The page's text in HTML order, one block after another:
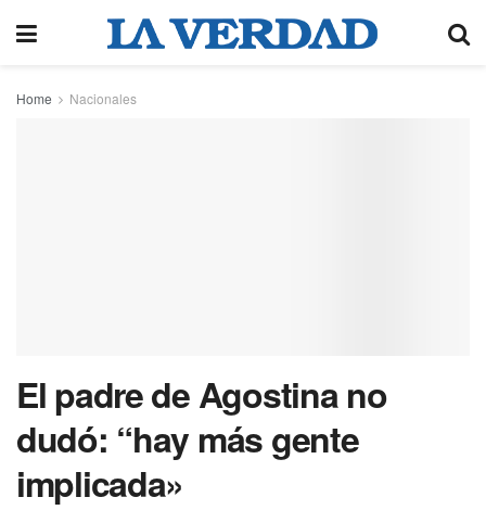
Home Nacionales
El padre de Agostina no
dudó: “hay más gente
implicada»